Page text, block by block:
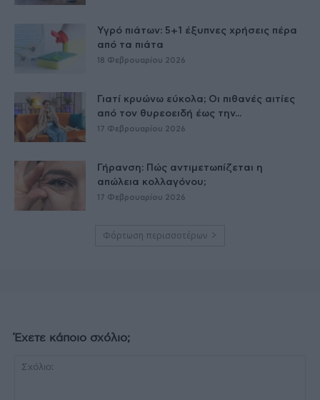
Υγρό πιάτων: 5+1 έξυπνες χρήσεις πέρα
από τα πιάτα
18 Φεβρουαρίου 2026
Γιατί κρυώνω εύκολα; Οι πιθανές αιτίες
από τον θυρεοειδή έως την...
17 Φεβρουαρίου 2026
Γήρανση: Πώς αντιμετωπίζεται η
απώλεια κολλαγόνου;
17 Φεβρουαρίου 2026
Φόρτωση περισσοτέρων
Έχετε κάποιο σχόλιο;